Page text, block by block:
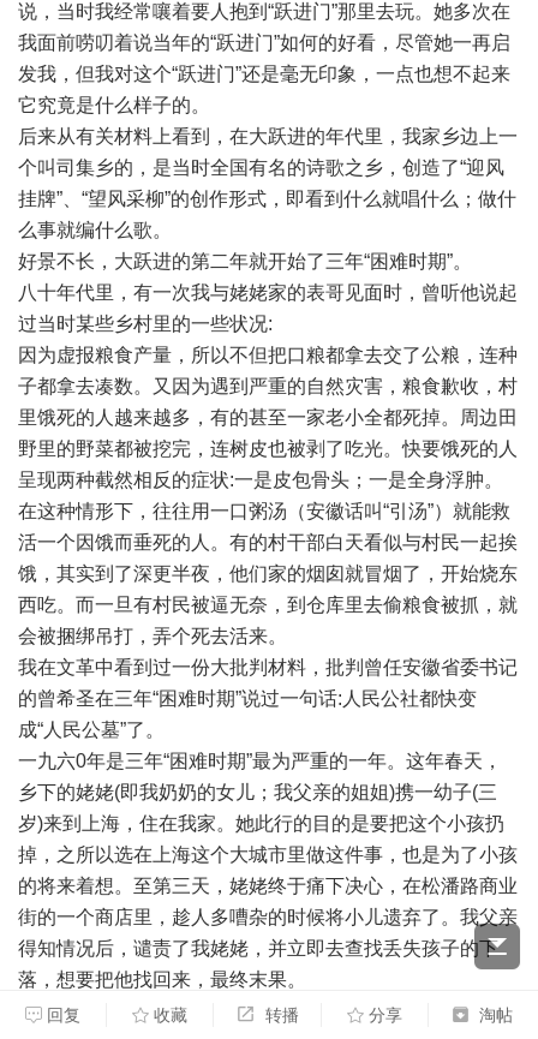
说，当时我经常嚷着要人抱到“跃进门”那里去玩。她多次在
我面前唠叨着说当年的“跃进门”如何的好看，尽管她一再启
发我，但我对这个“跃进门”还是毫无印象，一点也想不起来
它究竟是什么样子的。
后来从有关材料上看到，在大跃进的年代里，我家乡边上一
个叫司集乡的，是当时全国有名的诗歌之乡，创造了“迎风
挂牌”、“望风采柳”的创作形式，即看到什么就唱什么；做什
么事就编什么歌。
好景不长，大跃进的第二年就开始了三年“困难时期”。
八十年代里，有一次我与姥姥家的表哥见面时，曾听他说起
过当时某些乡村里的一些状况:
因为虚报粮食产量，所以不但把口粮都拿去交了公粮，连种
子都拿去凑数。又因为遇到严重的自然灾害，粮食歉收，村
里饿死的人越来越多，有的甚至一家老小全都死掉。周边田
野里的野菜都被挖完，连树皮也被剥了吃光。快要饿死的人
呈现两种截然相反的症状:一是皮包骨头；一是全身浮肿。
在这种情形下，往往用一口粥汤（安徽话叫“引汤”）就能救
活一个因饿而垂死的人。有的村干部白天看似与村民一起挨
饿，其实到了深更半夜，他们家的烟囱就冒烟了，开始烧东
西吃。而一旦有村民被逼无奈，到仓库里去偷粮食被抓，就
会被捆绑吊打，弄个死去活来。
我在文革中看到过一份大批判材料，批判曾任安徽省委书记
的曾希圣在三年“困难时期”说过一句话:人民公社都快变
成“人民公墓”了。
一九六0年是三年“困难时期”最为严重的一年。这年春天，
乡下的姥姥(即我奶奶的女儿；我父亲的姐姐)携一幼子(三
岁)来到上海，住在我家。她此行的目的是要把这个小孩扔
掉，之所以选在上海这个大城市里做这件事，也是为了小孩
的将来着想。至第三天，姥姥终于痛下决心，在松潘路商业
街的一个商店里，趁人多嘈杂的时候将小儿遗弃了。我父亲
得知情况后，谴责了我姥姥，并立即去查找丢失孩子的下
落，想要把他找回来，最终末果。
二十多年后，八十年代里，我姥姥对这个孩子的思念越来越
回复 收藏 转播 分享 淘帖